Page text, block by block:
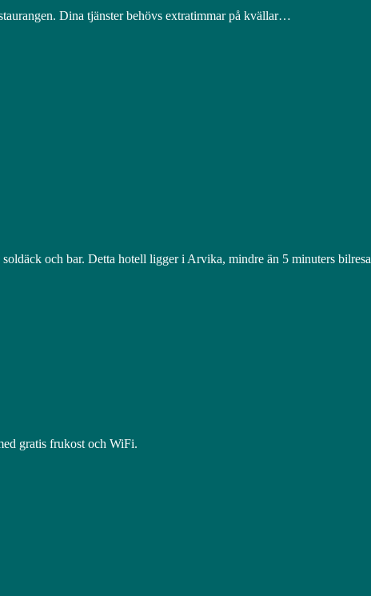
Dina tjänster behövs extratimmar på kvällar…
och bar. Detta hotell ligger i Arvika, mindre än 5 minuters bilresa
gratis frukost och WiFi.